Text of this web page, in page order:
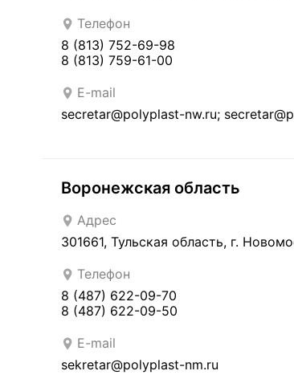
Телефон
8 (813) 752-69-98
8 (813) 759-61-00
E-mail
secretar@polyplast-nw.ru;
Воронежская область
Адрес
301661, Тульская область, г.
Телефон
8 (487) 622-09-70
8 (487) 622-09-50
E-mail
sekretar@polyplast-nm.ru